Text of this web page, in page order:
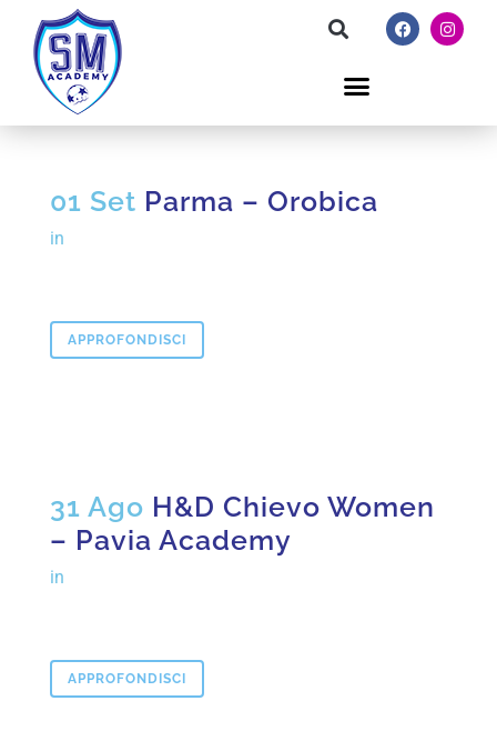
01 Set Parma – Orobica
in
APPROFONDISCI
31 Ago H&D Chievo Women
– Pavia Academy
in
APPROFONDISCI